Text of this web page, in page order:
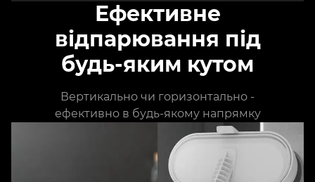
Ефективне
відпарювання під
будь-яким кутом
Вертикально чи горизонтально -
ефективно в будь-якому напрямку